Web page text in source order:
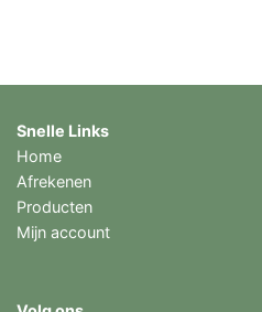
Snelle Links
Home
Afrekenen
Producten
Mijn account